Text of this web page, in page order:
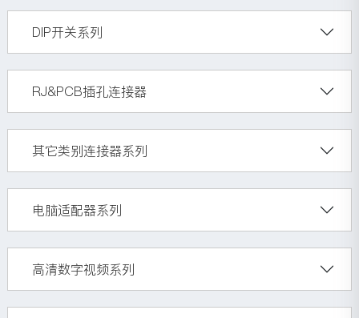
DIP开关系列
RJ&PCB插孔连接器
其它类别连接器系列
电脑适配器系列
高清数字视频系列